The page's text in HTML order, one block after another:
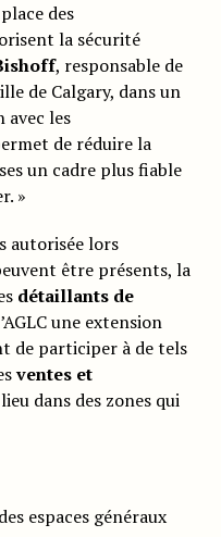
des
la sécurité
, responsable de
de Calgary, dans un
avec les
de réduire la
un cadre plus fiable
»
autorisée lors
être présents, la
détaillants de
une extension
de participer à de tels
ventes et
dans des zones qui
espaces généraux